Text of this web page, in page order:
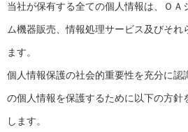
当社が保有する全ての個人情報は、ＯＡ
ム機器販売、情報処理サービス及びそれ
ます。
個人情報保護の社会的重要性を充分に認
の個人情報を保護するために以下の方針
します。